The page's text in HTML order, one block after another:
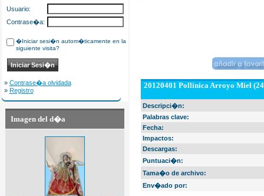
Usuario:
Contrase�a:
�Iniciar sesi�n autom�ticamente en la
siguiente visita?
» Contrase�a olvidada
» Registro
Imagen del d�a
20120401 Pollinica Arroyo Miel
Descripci�n:
Palabras clave:
Fecha:
Impactos:
Descargas:
Puntuaci�n:
Tama�o de archivo:
Env�ado por: